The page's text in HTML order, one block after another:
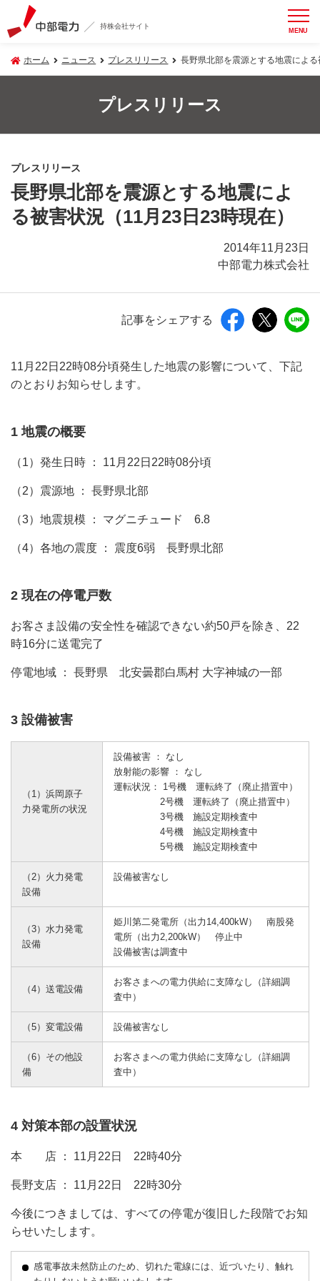
持株会社サイト MENU
ホーム ニュース プレスリリース 長野県北部を震源とする地震によ
プレスリリース
プレスリリース
長野県北部を震源とする地震によ
る被害状況（11月23日23時現在）
2014年11月23日
中部電力株式会社
記事をシェアする
11月22日22時08分頃発生した地震の影響について、下記
のとおりお知らせします。
1 地震の概要
（1）発生日時 ： 11月22日22時08分頃
（2）震源地 ： 長野県北部
（3）地震規模 ： マグニチュード 6.8
（4）各地の震度 ： 震度6弱 長野県北部
2 現在の停電戸数
お客さま設備の安全性を確認できない約50戸を除き、22
時16分に送電完了
停電地域 ： 長野県 北安曇郡白馬村 大字神城の一部
3 設備被害
（1）浜岡原子
力発電所の状況
設備被害 ： なし
放射能の影響 ： なし
運転状況： 1号機 運転終了（廃止措置中）
2号機 運転終了（廃止措置中）
3号機 施設定期検査中
4号機 施設定期検査中
5号機 施設定期検査中
（2）火力発電
設備
設備被害なし
（3）水力発電
設備
姫川第二発電所（出力14,400kW） 南股発
電所（出力2,200kW） 停止中
設備被害は調査中
（4）送電設備
お客さまへの電力供給に支障なし（詳細調
査中）
（5）変電設備 設備被害なし
（6）その他設
備
お客さまへの電力供給に支障なし（詳細調
査中）
4 対策本部の設置状況
本 店 ： 11月22日 22時40分
長野支店 ： 11月22日 22時30分
今後につきましては、すべての停電が復旧した段階でお知
らせいたします。
感電事故未然防止のため、切れた電線には、近づいたり、触れ